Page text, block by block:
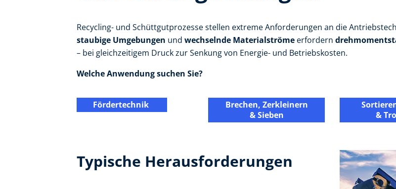
Recycling- und Schüttgutprozesse stellen extreme Anforderungen an die
staubige Umgebungen und wechselnde Materialströme erfordern
– bei gleichzeitigem Druck zur Senkung von Energie- und Betriebskosten.
Welche Anwendung suchen Sie?
Fördertechnik
Brechen, Zerkleinern
& Sieben
&
Typische Herausforderungen